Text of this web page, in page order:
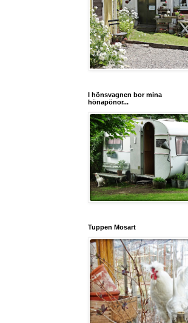
I hönsvagnen bor mina
hönapönor...
Tuppen Mosart